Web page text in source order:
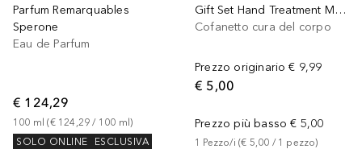
Parfum Remarquables
Sperone
Eau de Parfum
€ 124,29
100 ml (€ 124,29 / 100 ml)
SOLO ONLINE
ESCLUSIVA
Gift Set Hand Treatment Mandorla
Cofanetto cura del corpo
Prezzo originario € 9,99
€ 5,00
Prezzo più basso € 5,00
1 Pezzo/i (€ 5,00 / 1 pezzo)